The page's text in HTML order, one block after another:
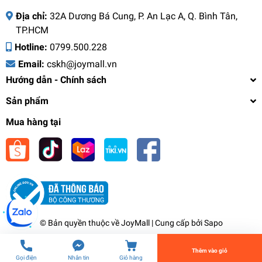
- Vòi dẫn nước với thiết kế dạng mỏ vịt giúp rót
nước ra cốc, ly gọn gàng không bị trào ra ngoài.
Ngoài ra, đầu vòi có khóa chống nhỏ giọt giúp
ngăn rò rỉ hay nhỏ giọt khi bạn nhấc máy vắt
cam lên.
𝐁𝐚𝐨 𝐠𝐨̂̀𝐦 𝟐 𝐥𝐨𝐚̣𝐢 𝐥𝐮̛𝐨̛́𝐢 𝐥𝐨̣𝐜 𝐩𝐡𝐮̣𝐜 𝐯𝐮̣ 𝐭𝐨̂́𝐢 đ𝐚 𝐧𝐡𝐮 𝐜𝐚̂̀𝐮
𝐜𝐮̉𝐚 𝐛𝐚̣𝐧
- Lưới lọc bằng nhựa cao cấp có thể tự động
ngăn hạt và điều chỉnh được lượng tép cam
Địa chỉ: 32A Dương Bá Cung, P. An Lạc A, Q. Bình Tân,
TP.HCM
Hotline: 0799.500.228
Email: cskh@joymall.vn
Hướng dẫn - Chính sách
Sản phẩm
Mua hàng tại
© Bản quyền thuộc vềJoyMall| Cung cấp bởiSapo
Máy vắt cam LocknLock EJJ256BLK 85W - Bảo
1.574.000₫
undefined
Tiến Hành Thanh Toán
Gọi điện Nhắn tin Giỏ hàng
Thêm vào giỏ